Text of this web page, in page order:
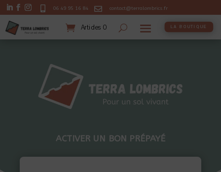
06 49 95 16 84  contact@terralombrics.fr
Articles 0 LA BOUTIQUE
ACTIVER UN BON PRÉPAYÉ